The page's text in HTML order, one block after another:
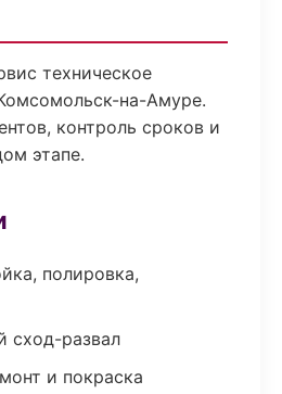
техническое
на-Амуре.
контроль сроков и
этапе.
полировка,
сход-развал
и покраска